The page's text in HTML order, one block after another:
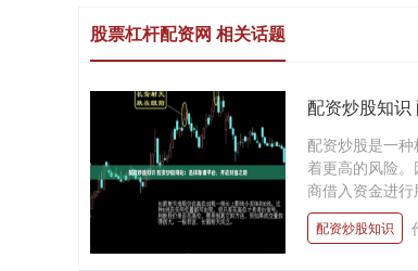
股票杠杆配资网 相关话题
配资炒股知识
配资炒股是一
着更高的风险
商借入资金进
配资炒股知识